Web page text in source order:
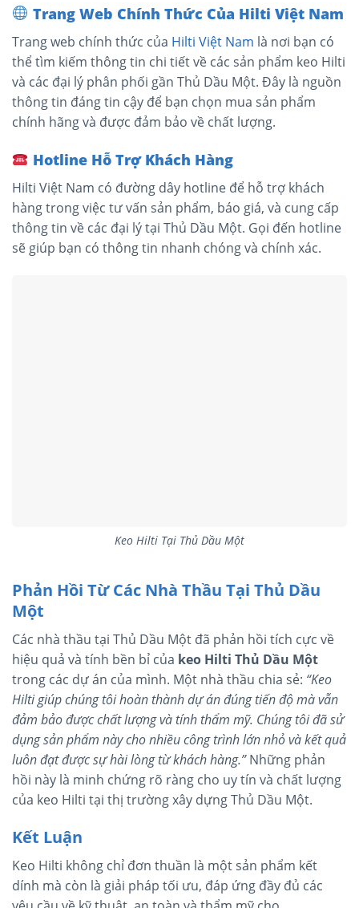
Trang Web Chính Thức Của Hilti Việt Nam
Trang web chính thức của Hilti Việt Nam là nơi bạn có
thể tìm kiếm thông tin chi tiết về các sản phẩm keo Hilti
và các đại lý phân phối gần Thủ Dầu Một. Đây là nguồn
thông tin đáng tin cậy để bạn chọn mua sản phẩm
chính hãng và được đảm bảo về chất lượng.
Hotline Hỗ Trợ Khách Hàng
Hilti Việt Nam có đường dây hotline để hỗ trợ khách
hàng trong việc tư vấn sản phẩm, báo giá, và cung cấp
thông tin về các đại lý tại Thủ Dầu Một. Gọi đến hotline
sẽ giúp bạn có thông tin nhanh chóng và chính xác.
Keo Hilti Tại Thủ Dầu Một
Phản Hồi Từ Các Nhà Thầu Tại Thủ Dầu
Một
Các nhà thầu tại Thủ Dầu Một đã phản hồi tích cực về
hiệu quả và tính bền bỉ của keo Hilti Thủ Dầu Một
trong các dự án của mình. Một nhà thầu chia sẻ: “Keo
Hilti giúp chúng tôi hoàn thành dự án đúng tiến độ mà vẫn
đảm bảo được chất lượng và tính thẩm mỹ. Chúng tôi đã sử
dụng sản phẩm này cho nhiều công trình lớn nhỏ và kết quả
luôn đạt được sự hài lòng từ khách hàng.”Những phản
hồi này là minh chứng rõ ràng cho uy tín và chất lượng
của keo Hilti tại thị trường xây dựng Thủ Dầu Một.
Kết Luận
Keo Hilti không chỉ đơn thuần là một sản phẩm kết
dính mà còn là giải pháp tối ưu, đáp ứng đầy đủ các